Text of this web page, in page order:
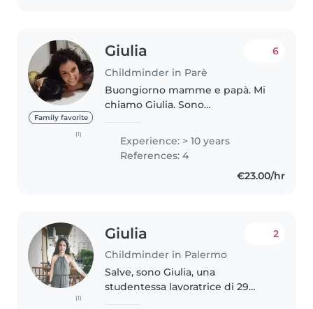
Family favorite
(1)
Giulia
Childminder in Parè
6
Buongiorno mamme e papà. Mi
chiamo Giulia. Sono
In questi anni ho lavorato in
diversi ambiti maturato molta
Experience: > 10 years
References: 4
€23.00/hr
(1)
Giulia
Childminder in Palermo
2
Salve, sono Giulia, una
studentessa lavoratrice di 29